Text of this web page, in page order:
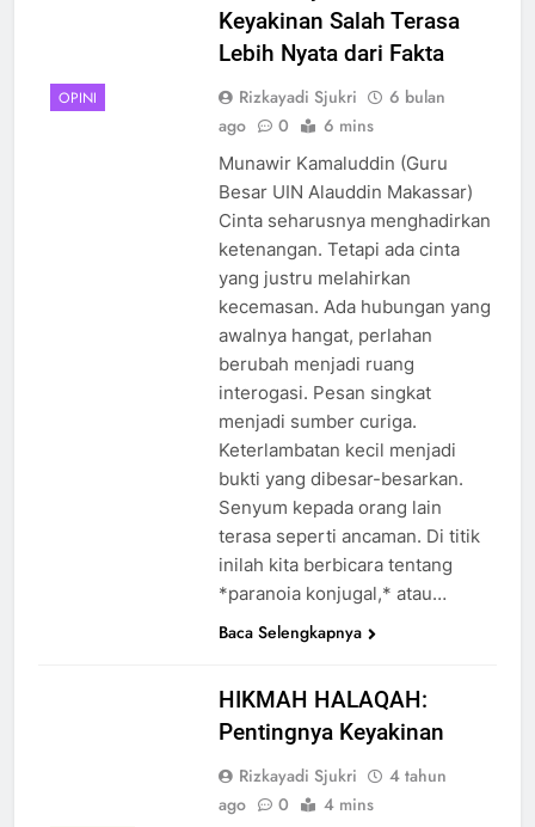
OPINI
Keyakinan Salah Terasa
Lebih Nyata dari Fakta
Rizkayadi Sjukri
6 bulan
ago
0 6 mins
Munawir Kamaluddin (Guru
Besar UIN Alauddin Makassar)
Cinta seharusnya menghadirkan
ketenangan. Tetapi ada cinta
yang justru melahirkan
kecemasan. Ada hubungan yang
awalnya hangat, perlahan
berubah menjadi ruang
interogasi. Pesan singkat
menjadi sumber curiga.
Keterlambatan kecil menjadi
bukti yang dibesar-besarkan.
Senyum kepada orang lain
terasa seperti ancaman. Di titik
inilah kita berbicara tentang
*paranoia konjugal,* atau…
Baca Selengkapnya
HIKMAH HALAQAH:
Pentingnya Keyakinan
Rizkayadi Sjukri
4 tahun
ago
0 4 mins